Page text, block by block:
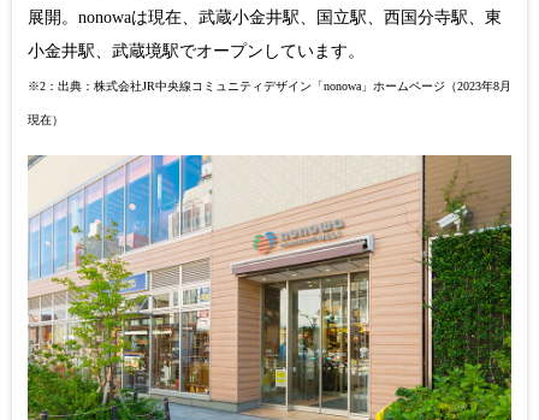
展開。nonowaは現在、武蔵小金井駅、国立駅、西国分寺駅、東
小金井駅、武蔵境駅でオープンしています。
※2：出典：株式会社JR中央線コミュニティデザイン「nonowa」ホームページ（2023年8月
現在）